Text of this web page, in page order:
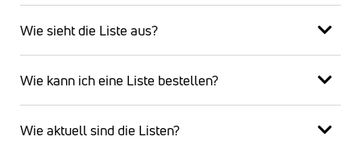
Wie sieht die Liste aus?
Wie kann ich eine Liste bestellen?
Wie aktuell sind die Listen?